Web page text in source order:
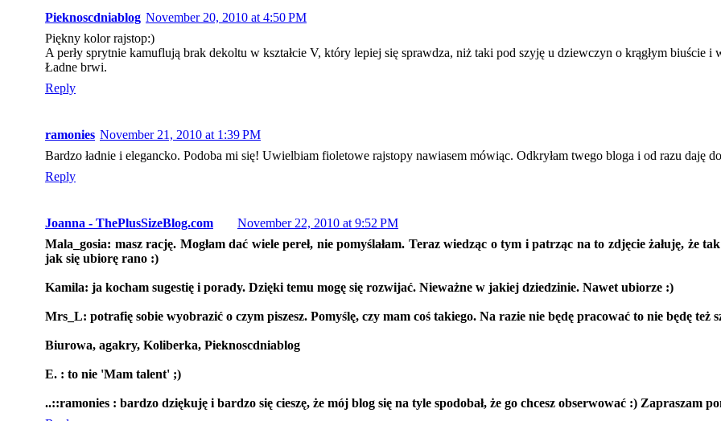
Pieknoscdniablog November 20, 2010 at 4:50 PM
Piękny kolor rajstop:)
A perły sprytnie kamuflują brak dekoltu w kształcie V, który lepiej się sprawdza, niż taki pod szyję u dziewczyn o krągłym biuście i
Ładne brwi.
Reply
ramonies November 21, 2010 at 1:39 PM
Bardzo ładnie i elegancko. Podoba mi się! Uwielbiam fioletowe rajstopy nawiasem mówiąc. Odkryłam twego bloga i od razu daję
Reply
Joanna - ThePlusSizeBlog.com
November 22, 2010 at 9:52 PM
Mala_gosia: masz rację. Mogłam dać wiele pereł, nie pomyślałam. Teraz wiedząc o tym i patrząc na to zdjęcie żałuję, że
jak się ubiorę rano :)
Kamila: ja kocham sugestię i porady. Dzięki temu mogę się rozwijać. Nieważne w jakiej dziedzinie. Nawet ubiorze :)
Mrs_L: potrafię sobie wyobrazić o czym piszesz. Pomyślę, czy mam coś takiego. Na razie nie będę pracować to nie będę też
Biurowa, agakry, Koliberka, Pieknoscdniablog
E. : to nie 'Mam talent' ;)
..::ramonies : bardzo dziękuję i bardzo się cieszę, że mój blog się na tyle spodobał, że go chcesz obserwować :) Zapraszam